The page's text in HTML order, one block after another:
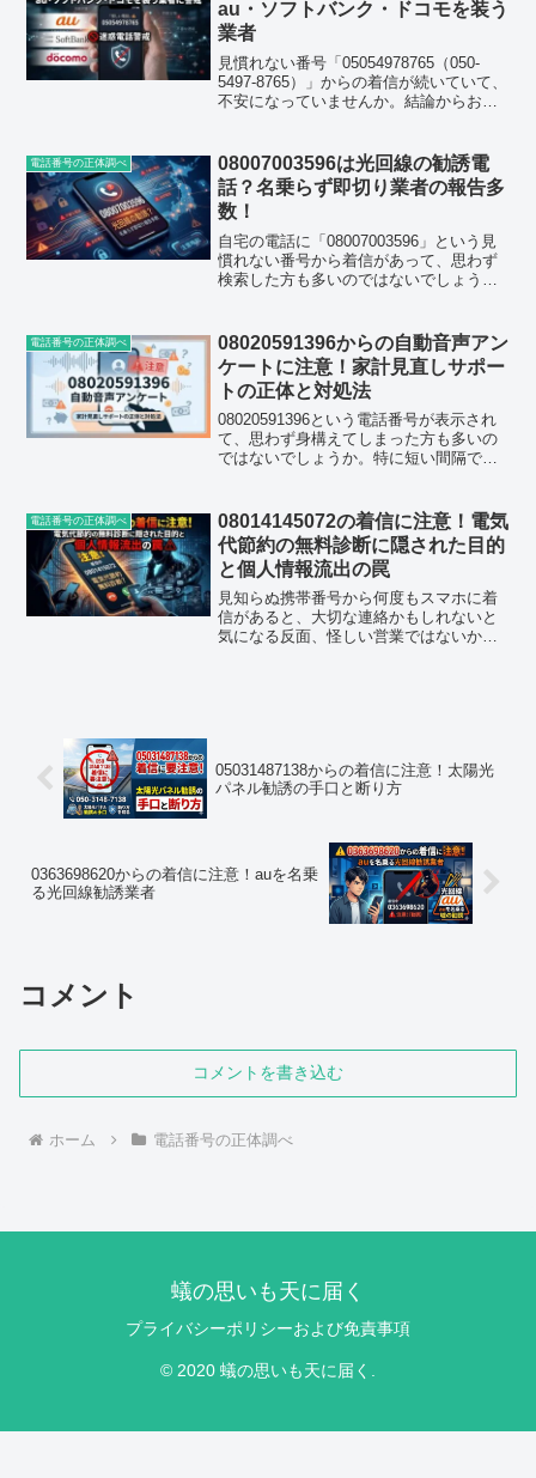
au・ソフトバンク・ドコモを装う
業者
見慣れない番号「05054978765（050-
5497-8765）」からの着信が続いていて、
不安になっていませんか。結論からお伝
営業電話で、大手キャリア（au・ソフ...
電話番号の正体調べ
08007003596は光回線の勧誘電
話？名乗らず即切り業者の報告多
数！
自宅の電話に「08007003596」という見
慣れない番号から着信があって、思わず
検索した方も多いのではないでしょう
ますよね。この記事では、
08007003596（08...
電話番号の正体調べ
08020591396からの自動音声アン
ケートに注意！家計見直しサポー
トの正体と対処法
08020591396という電話番号が表示され
て、思わず身構えてしまった方も多いの
ではないでしょうか。特に短い間隔で何
不安になりますよね。今回は080-2059-
139...
電話番号の正体調べ
08014145072の着信に注意！電気
代節約の無料診断に隠された目的
と個人情報流出の罠
見知らぬ携帯番号から何度もスマホに着
信があると、大切な連絡かもしれないと
気になる反面、怪しい営業ではないかと
05031487138からの着信に注意！太陽光
パネル勧誘の手口と断り方
0363698620からの着信に注意！auを名乗
る光回線勧誘業者
コメント
コメントを書き込む
ホーム 電話番号の正体調べ
蟻の思いも天に届く
プライバシーポリシーおよび免責事項
© 2020 蟻の思いも天に届く.